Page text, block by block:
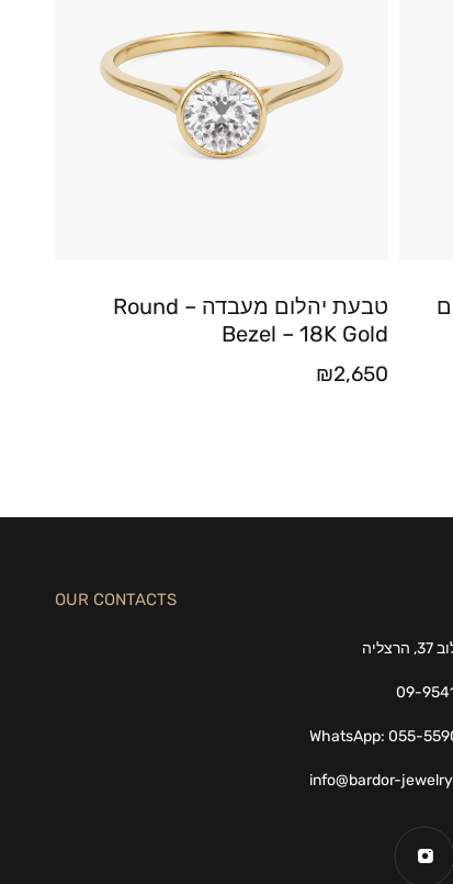
טבעת יהלום מעבדה – Round
Bezel – 18K Gold
₪2,650
OUR CONTACTS
09-
WhatsApp: 055-
info@bardor-